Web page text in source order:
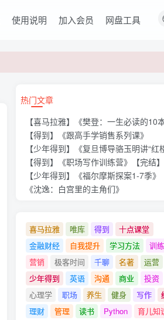
使用说明 加入会员 网盘工具
热门文章
【得到】《跟高手学销售系列课》
【少年得到】《复旦博导骆玉明讲“红
【得到】《职场写作训练营》【完结】
【少年得到】《福尔摩斯探案1-7季》
《沈逸：白宫里的主角们》
喜马拉雅 唯库 得到
十点课堂
金融财经
自我提升 学习方法
训
营销
极客时间 千聊 名著 运营
少年得到
英语 沟通 商业 投资
心理学
职场 养生 健身 写作
理财
管理 读书 Python
育儿知